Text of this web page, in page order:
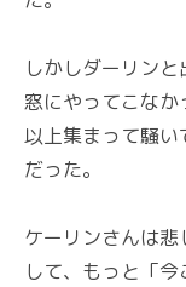
しかしダーリン
窓にやってこな
以上集まって騒
だった。
ケーリンさんは
して、もっと「